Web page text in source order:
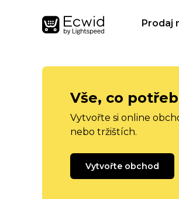
Prodaj
Vše, co
Vytvořte si online
nebo tržištích.
Vytvořte obchod